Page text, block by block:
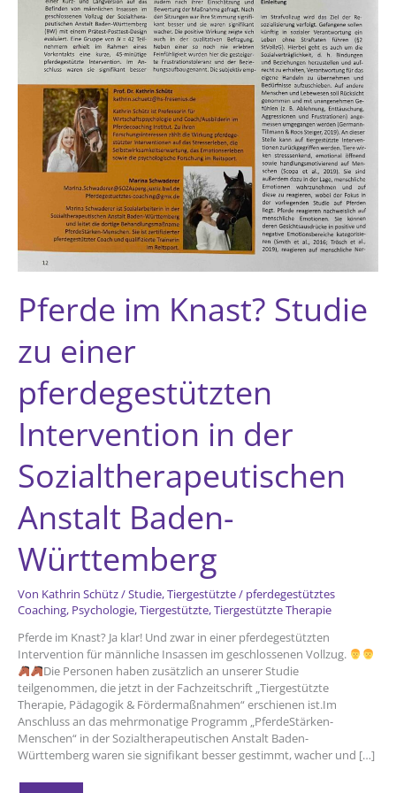
Pferde im Knast? Studie
zu einer
pferdegestützten
Intervention in der
Sozialtherapeutischen
Anstalt Baden-
Württemberg
Von Kathrin Schütz/Studie,Tiergestützte/ pferdegestütztes
Coaching, Psychologie,Tiergestützte,Tiergestützte Therapie
Pferde im Knast? Ja klar! Und zwar in einer pferdegestützten
Intervention für männliche Insassen im geschlossenen Vollzug.
Die Personen haben zusätzlich an unserer Studie
teilgenommen, die jetzt in der Fachzeitschrift „Tiergestützte
Therapie, Pädagogik & Fördermaßnahmen“ erschienen ist.Im
Anschluss an das mehrmonatige Programm „PferdeStärken-
Menschen“ in der Sozialtherapeutischen Anstalt Baden-
Württemberg waren sie signifikant besser gestimmt, wacher und […]